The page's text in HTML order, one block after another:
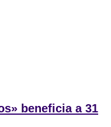
beneficia a 31